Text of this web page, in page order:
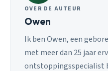
OVER DE AUTEUR
Owen
Ik ben Owen, een
met meer dan 25 jaar
ontstoppingsspecialist